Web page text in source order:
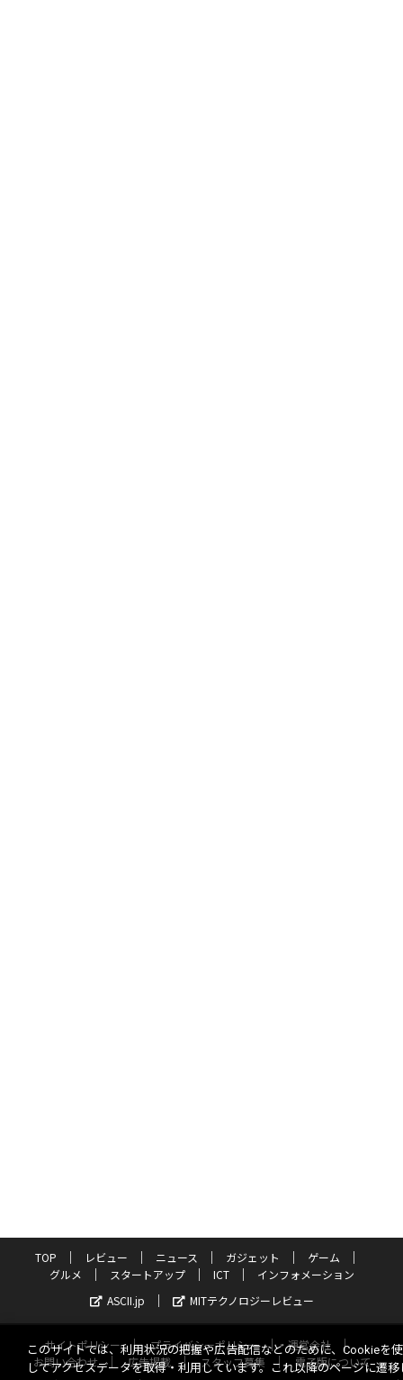
TOP レビュー ニュース ガジェット
ゲーム
グルメ
スタートアップ ICT
インフォメーション
ASCII.jp
MITテクノロジーレビュー
サイトポリシー プライバシーポリシー
運営会社
お問い合わせ
広告掲載 スタッフ募集 電子版について
このサイトでは、利用状況の把握や広告配信などのために、Cookieを
してアクセスデータを取得・利用しています。これ以降のページに遷移